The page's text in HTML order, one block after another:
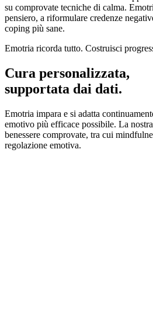
su comprovate tecniche di calma.
pensiero, a riformulare credenze
coping più sane.
Emotria ricorda tutto. Costruisci
Cura personalizzata,
supportata dai dati.
Emotria impara e si adatta
emotivo più efficace possibile. La
benessere comprovate, tra cui
regolazione emotiva.